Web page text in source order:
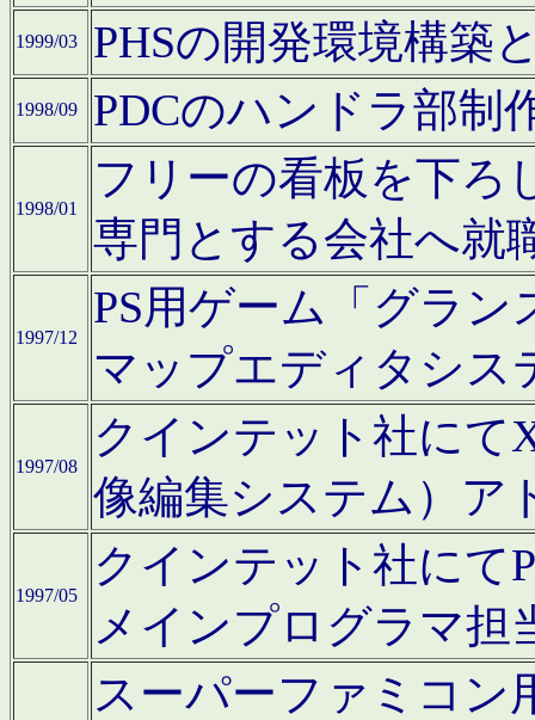
1999/03 PHSの開発環境構築
1998/09 PDCのハンドラ部制
1998/01
フリーの看板を下ろ
専門とする会社へ就
1997/12
PS用ゲーム「グラン
マップエディタシス
1997/08
クインテット社にて
像編集システム）ア
1997/05
クインテット社にて
メインプログラマ担
スーパーファミコン